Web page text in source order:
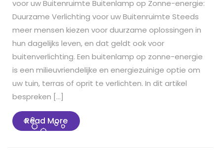
voor uw Buitenruimte Buitenlamp op Zonne-energie:
Duurzame Verlichting voor uw Buitenruimte Steeds
meer mensen kiezen voor duurzame oplossingen in
hun dagelijks leven, en dat geldt ook voor
buitenverlichting. Een buitenlamp op zonne-energie
is een milieuvriendelijke en energiezuinige optie om
uw tuin, terras of oprit te verlichten. In dit artikel
bespreken […]
Read MoreRead
More